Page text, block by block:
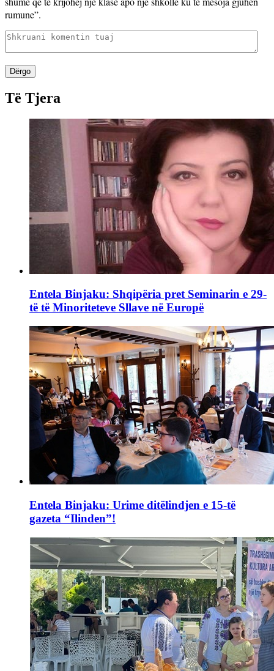
rumune”.
Dërgo
Të Tjera
Entela Binjaku: Shqipëria pret Seminarin e 29-
të të Minoriteteve Sllave në Europë
Entela Binjaku: Urime ditëlindjen e 15-të
gazeta “Ilinden”!